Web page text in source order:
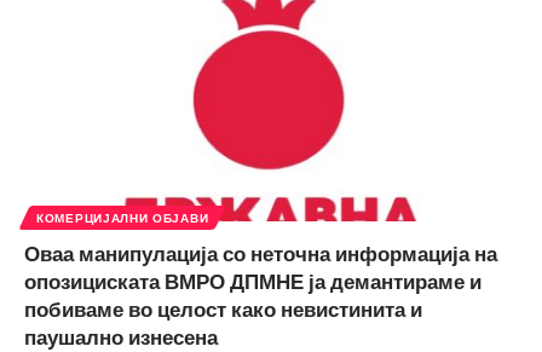
КОМЕРЦИЈАЛНИ ОБЈАВИ
Оваа манипулација со неточна информација на
опозициската ВМРО ДПМНЕ ја демантираме и
побиваме во целост како невистинита и
паушално изнесена